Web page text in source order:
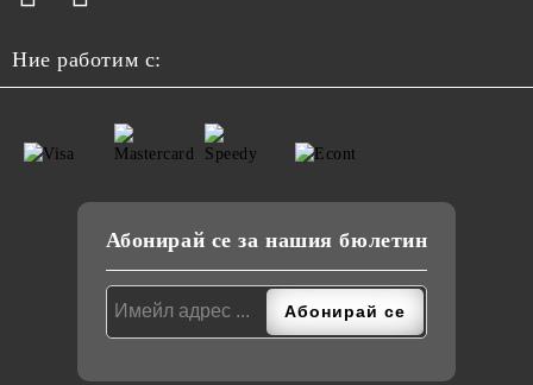
Ние работим с:
Абонирай се за нашия бюлетин